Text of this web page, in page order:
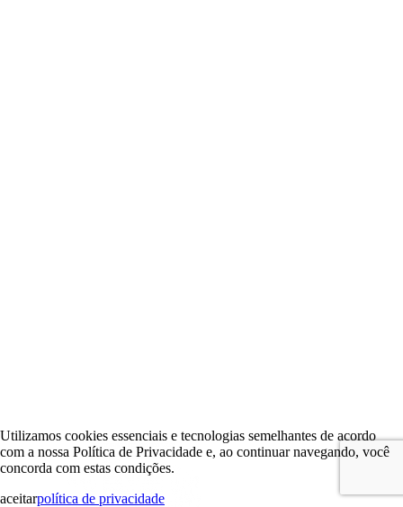
Utilizamos cookies essenciais e tecnologias semelhantes de acordo
com a nossa Política de Privacidade e, ao continuar navegando, você
concorda com estas condições.
aceitarpolítica de privacidade